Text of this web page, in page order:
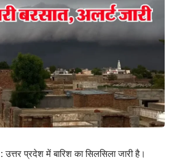
:उत्तर प्रदेश में बारिश का सिलसिला जारी है।